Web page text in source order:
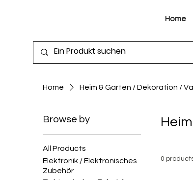
Home
Home Heim & Garten / Dekoration /
Browse by
All Products
Elektronik / Elektronisches
Zubehör
0